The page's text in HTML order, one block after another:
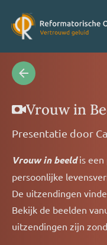
Vrouw in
Presentatie door
Vrouw in beeldis een
persoonlijke
De uitzendingen
Bekijk de beelden
uitzendingen zijn